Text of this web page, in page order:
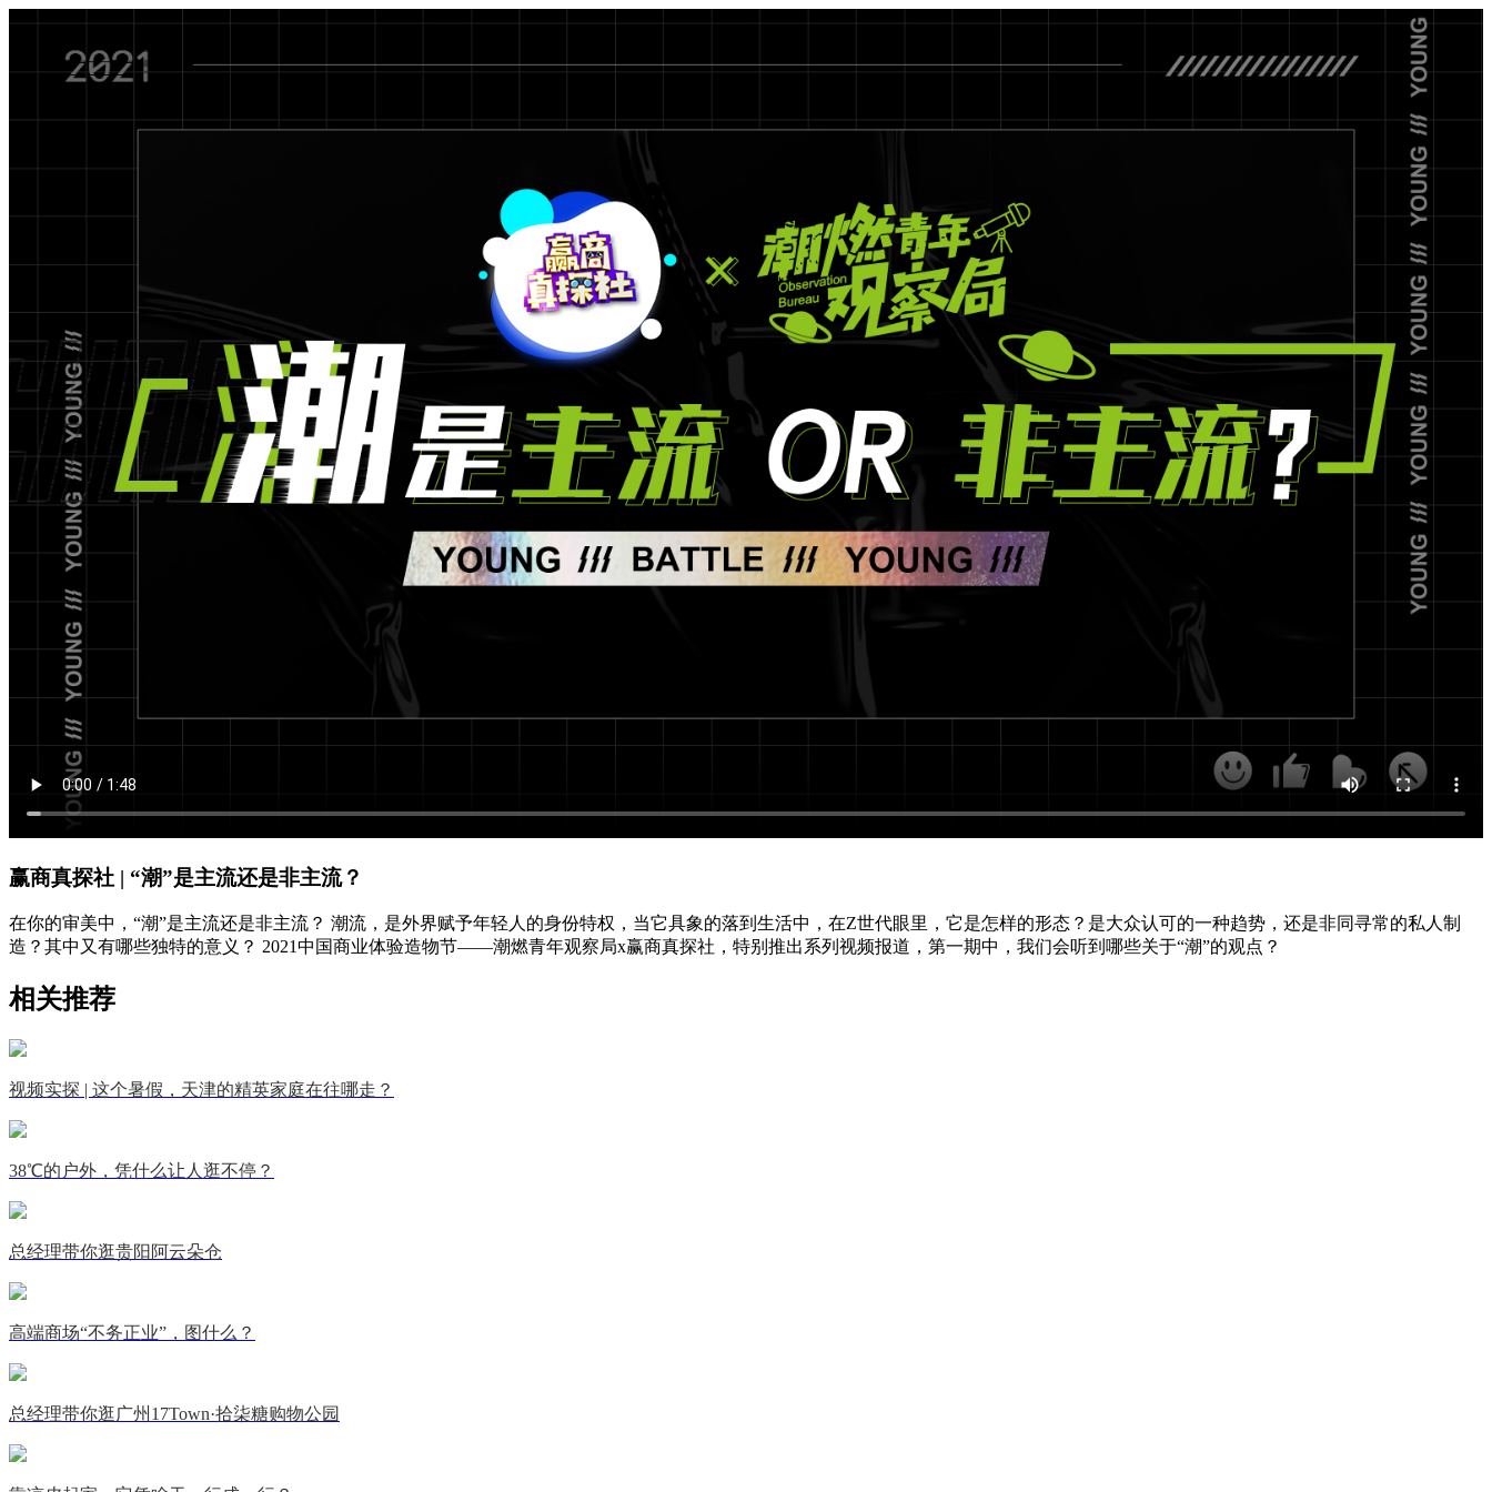
赢商真探社 | “潮”是主流还是非主流？
在你的审美中，“潮”是主流还是非主流？ 潮流，是外界赋予年轻人的身份特权，当它具象的落到生活中，在Z世代眼里，它是怎样的形态？是大众认可的一种趋势，还是非同寻常的私人制
造？其中又有哪些独特的意义？ 2021中国商业体验造物节——潮燃青年观察局x赢商真探社，特别推出系列视频报道，第一期中，我们会听到哪些关于“潮”的观点？
相关推荐
视频实探 | 这个暑假，天津的精英家庭在往哪走？
38℃的户外，凭什么让人逛不停？
总经理带你逛贵阳阿云朵仓
高端商场“不务正业”，图什么？
总经理带你逛广州17Town·拾柒糖购物公园